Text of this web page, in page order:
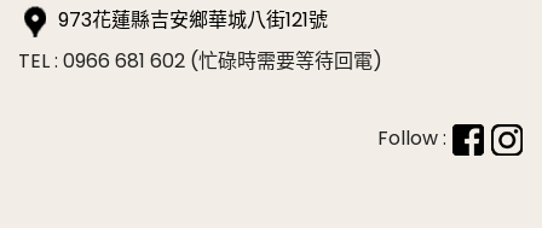
973花蓮縣吉安鄉華城八街121號
TEL : 0966 681 602 (忙碌時需要等待回電)
Follow :